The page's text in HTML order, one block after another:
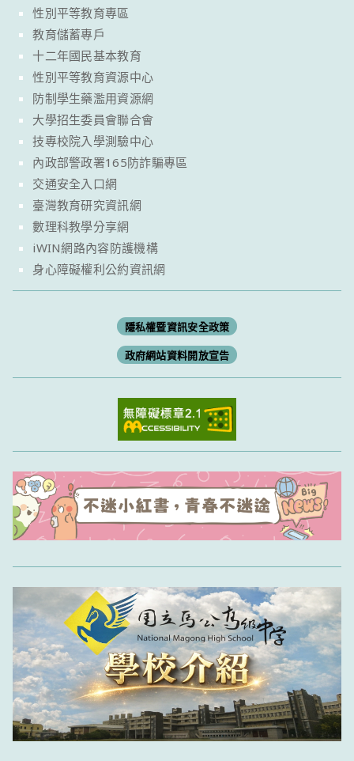
性別平等教育專區
教育儲蓄專戶
十二年國民基本教育
性別平等教育資源中心
防制學生藥濫用資源網
大學招生委員會聯合會
技專校院入學測驗中心
內政部警政署165防詐騙專區
交通安全入口網
臺灣教育研究資訊網
數理科教學分享網
iWIN網路內容防護機構
身心障礙權利公約資訊網
隱私權暨資訊安全政策
政府網站資料開放宣告